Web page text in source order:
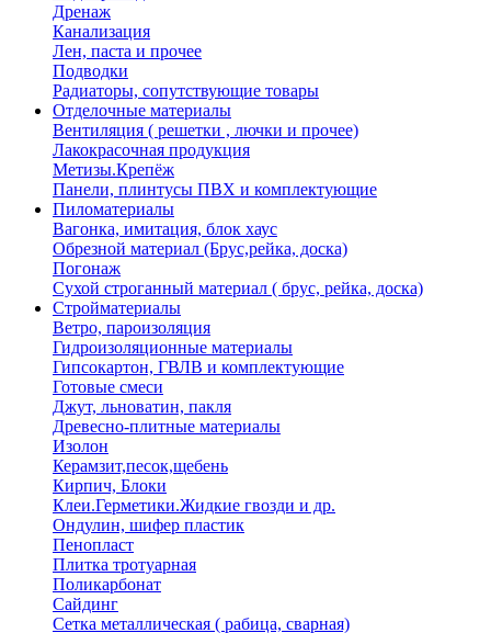
Дренаж
Канализация
Лен, паста и прочее
Подводки
Радиаторы, сопутствующие товары
Отделочные материалы
Вентиляция ( решетки , лючки и прочее)
Лакокрасочная продукция
Метизы.Крепёж
Панели, плинтусы ПВХ и комплектующие
Пиломатериалы
Вагонка, имитация, блок хаус
Обрезной материал (Брус,рейка, доска)
Погонаж
Сухой строганный материал ( брус, рейка, доска)
Стройматериалы
Ветро, пароизоляция
Гидроизоляционные материалы
Гипсокартон, ГВЛВ и комплектующие
Готовые смеси
Джут, льноватин, пакля
Древесно-плитные материалы
Изолон
Керамзит,песок,щебень
Кирпич, Блоки
Клеи.Герметики.Жидкие гвозди и др.
Ондулин, шифер пластик
Пенопласт
Плитка тротуарная
Поликарбонат
Сайдинг
Сетка металлическая ( рабица, сварная)